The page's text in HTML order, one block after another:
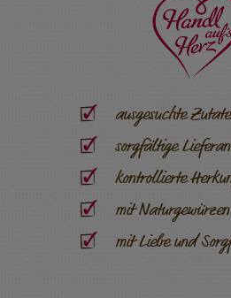
ausgesuchte
sorgfältige
kontrollierte
mit
mit Liebe und